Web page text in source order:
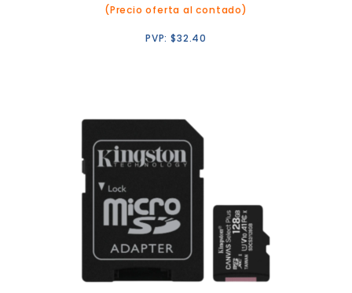
(Precio oferta al contado)
PVP:$32.40